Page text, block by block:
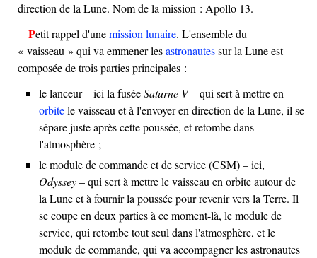
direction de la Lune. Nom de la mission : Apollo 13.
Petit rappel d'unemission lunaire. L'ensemble du
« vaisseau » qui va emmener lesastronautessur la Lune est
composée de trois parties principales :
le lanceur – ici la fuséeSaturne V– qui sert à mettre en
orbitele vaisseau et à l'envoyer en direction de la Lune, il se
sépare juste après cette poussée, et retombe dans
l'atmosphère ;
le module de commande et de service (CSM) – ici,
Odyssey– qui sert à mettre le vaisseau en orbite autour de
la Lune et à fournir la poussée pour revenir vers la Terre. Il
se coupe en deux parties à ce moment-là, le module de
service, qui retombe tout seul dans l'atmosphère, et le
module de commande, qui va accompagner les astronautes